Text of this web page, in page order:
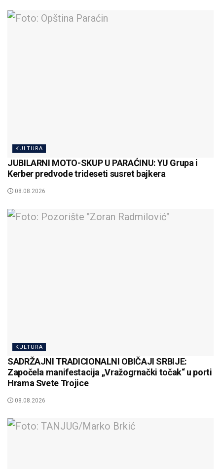
KULTURA
JUBILARNI MOTO-SKUP U PARAĆINU: YU Grupa i
Kerber predvode trideseti susret bajkera
08.08.2026
KULTURA
SADRŽAJNI TRADICIONALNI OBIČAJI SRBIJE:
Započela manifestacija „Vražogrnački točak“ u porti
Hrama Svete Trojice
08.08.2026